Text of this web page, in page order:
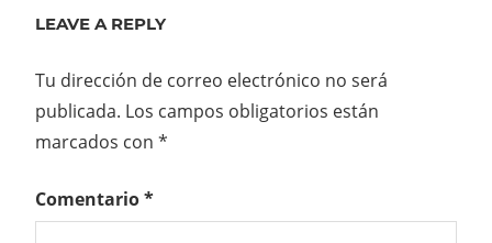
de
entradas
LEAVE A REPLY
Tu dirección de correo electrónico no será
publicada. Los campos obligatorios están
marcados con *
Comentario*